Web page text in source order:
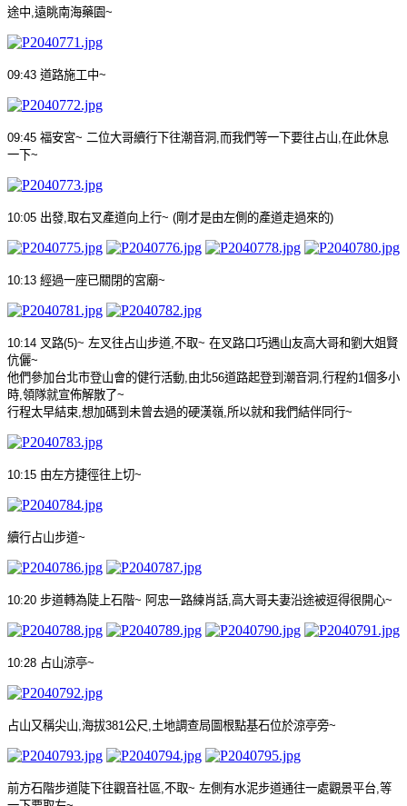
途中 遠眺南海藥園~
09:43 道路施工中~
09:45 福安宮~ 二位大哥續行下往潮音洞 而我們等一下要往占山 在此休息
一下~
10:05 出發 取右叉產道向上行~ (剛才是由左側的產道走過來的)
10:13 經過一座已關閉的宮廟~
10:14 叉路(5)~ 左叉往占山步道 不取~ 在叉路口巧遇山友高大哥和劉大姐賢
伉儷~
他們參加台北市登山會的健行活動 由北56道路起登到潮音洞 行程約1 個多小
時 領隊就宣佈解散了~
行程太早結束 想加碼到未曾去過的硬漢嶺 所以就和我們結伴同行~
10:15 由左方捷徑往上切~
續行占山步道~
10:20 步道轉為陡上石階~ 阿忠一路練肖話 高大哥夫妻沿途被逗得很開心~
10:28 占山涼亭~
占山又稱尖山 海拔381 公尺 土地調查局圖根點基石位於涼亭旁~
前方石階步道陡下往觀音社區 不取~ 左側有水泥步道通往一處觀景平台 等